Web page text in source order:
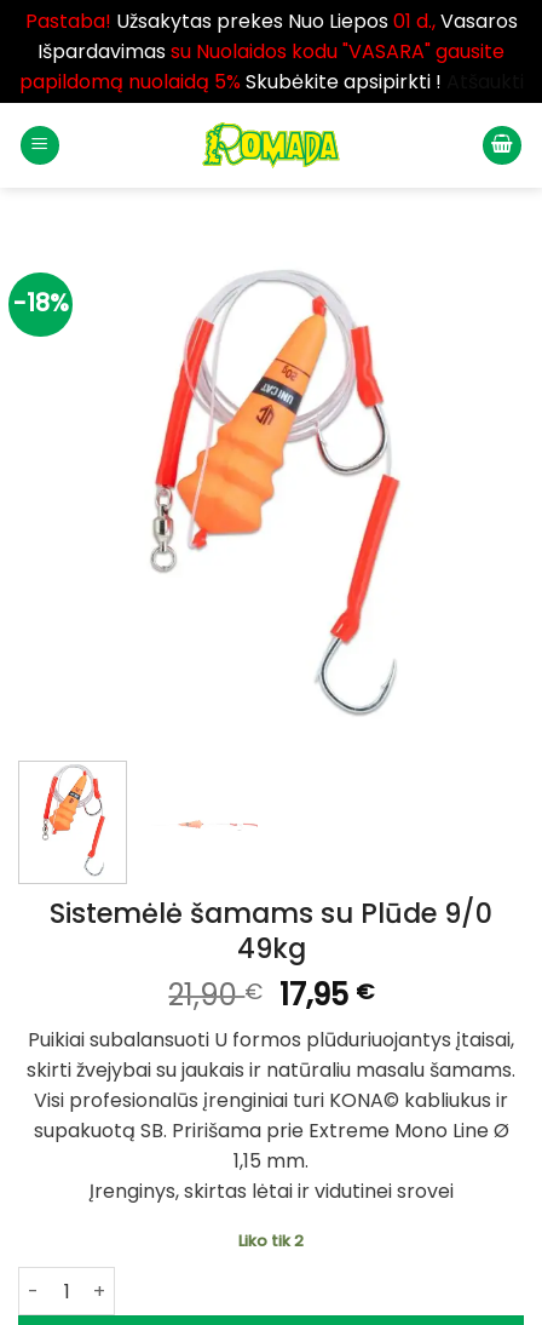
Pastaba! Užsakytas prekes Nuo Liepos01 d.,Vasaros
Išpardavimassu Nuolaidos kodu "VASARA" gausite
papildomą nuolaidą 5%Skubėkite apsipirkti !
-18%
Sistemėlė šamams su Plūde 9/0
49kg
21,90€ Original
price
was:
21,90 €.
17,95 €Current
price
is:
17,95 €.
Puikiai subalansuoti U formos plūduriuojantys įtaisai,
skirti žvejybai su jaukais ir natūraliu masalu šamams.
Visi profesionalūs įrenginiai turi KONA© kabliukus ir
supakuotą SB. Pririšama prie Extreme Mono Line Ø
1,15 mm.
Įrenginys, skirtas lėtai ir vidutinei srovei
Liko tik 2
produkto kiekis: Sistemėlė šamams su Plūde 9/0 49kg